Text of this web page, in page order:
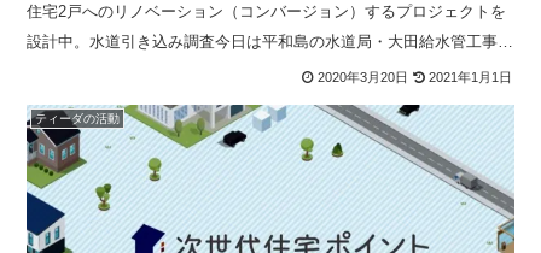
住宅2戸へのリノベーション（コンバージョン）するプロジェクトを
設計中。水道引き込み調査今日は平和島の水道局・大田給水管工事事
務所へ水道引き込みの調査。何故か既存建物は水道引き込み
2020年3月20日 2021年1月1日
ティーダの活動